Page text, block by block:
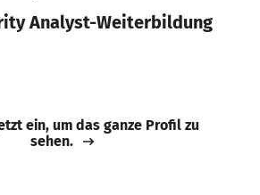
Analyst-Weiterbildung
ein, um das ganze Profil zu
sehen.